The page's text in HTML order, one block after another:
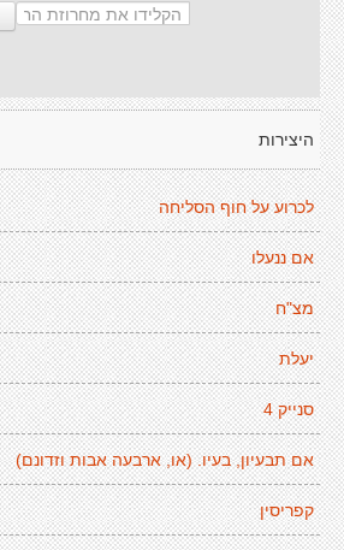
היצירות
לכרוע על חוף הסליחה
אם ננעלו
מצ"ח
יעלת
סנייק 4
אם תבעיון, בעיו. (או, ארבעה אבות וזדונם)
קפריסין